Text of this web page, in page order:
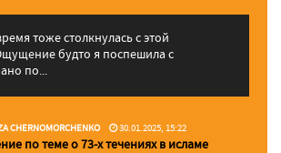
тоже столкнулась с этой
будто я поспешила с
по...
CHERNOMORCHENKO 30.01.2025, 15:22
по теме о 73-х течениях в исламе